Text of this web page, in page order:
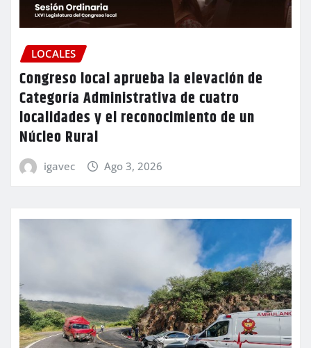
LOCALES
Congreso local aprueba la elevación de
Categoría Administrativa de cuatro
localidades y el reconocimiento de un
Núcleo Rural
igavec Ago 3, 2026